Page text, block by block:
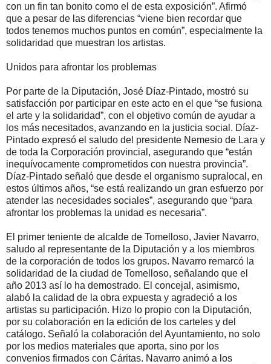
con un fin tan bonito como el de esta exposición”. Afirmó
que a pesar de las diferencias “viene bien recordar que
todos tenemos muchos puntos en común”, especialmente la
solidaridad que muestran los artistas.
Unidos para afrontar los problemas
Por parte de la Diputación, José Díaz-Pintado, mostró su
satisfacción por participar en este acto en el que “se fusiona
el arte y la solidaridad”, con el objetivo común de ayudar a
los más necesitados, avanzando en la justicia social. Díaz-
Pintado expresó el saludo del presidente Nemesio de Lara y
de toda la Corporación provincial, asegurando que “están
inequívocamente comprometidos con nuestra provincia”.
Díaz-Pintado señaló que desde el organismo supralocal, en
estos últimos años, “se está realizando un gran esfuerzo por
atender las necesidades sociales”, asegurando que “para
afrontar los problemas la unidad es necesaria”.
El primer teniente de alcalde de Tomelloso, Javier Navarro,
saludo al representante de la Diputación y a los miembros
de la corporación de todos los grupos. Navarro remarcó la
solidaridad de la ciudad de Tomelloso, señalando que el
año 2013 así lo ha demostrado. El concejal, asimismo,
alabó la calidad de la obra expuesta y agradeció a los
artistas su participación. Hizo lo propio con la Diputación,
por su colaboración en la edición de los carteles y del
catálogo. Señaló la colaboración del Ayuntamiento, no solo
por los medios materiales que aporta, sino por los
convenios firmados con Cáritas. Navarro animó a los